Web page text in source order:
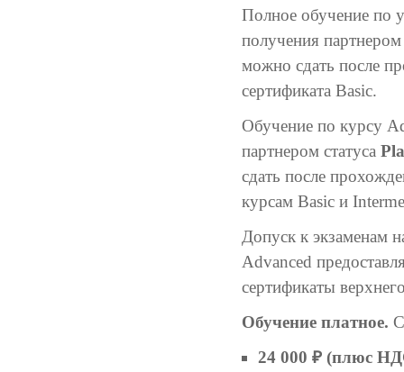
Полное обучение по
получения партнером
можно сдать после
сертификата Basic.
Обучение по курсу
партнером статуса
сдать после
курсам Basic и
Допуск к экзаменам
Advanced
сертификаты
Обучение платное.
24 000 ₽ (плюс